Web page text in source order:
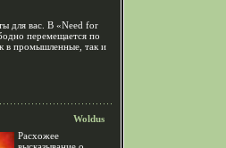
для вас. В «Need for
перемещается по
в промышленные, так и
Woldus
Расхожее